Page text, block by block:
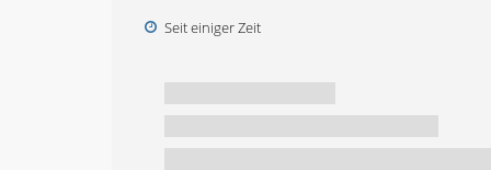
Seit einiger Zeit